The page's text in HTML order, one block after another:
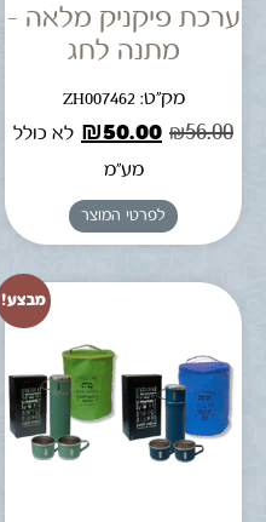
ערכת פיקניק מלאה –
מתנה לחג
מק"ט: ZH007462
₪56.00
₪50.00
לא כולל
מע"מ
לפרטי המוצר
מבצע!